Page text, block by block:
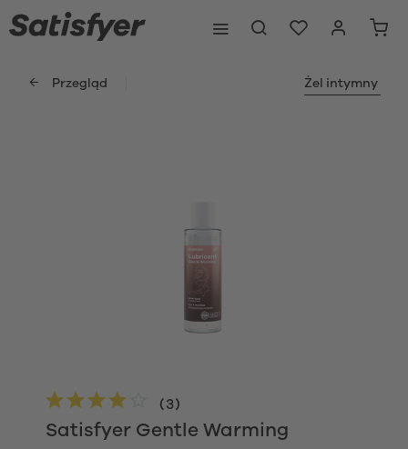
Przegląd Żel intymny
Satisfyer Gentle Warming
(3)